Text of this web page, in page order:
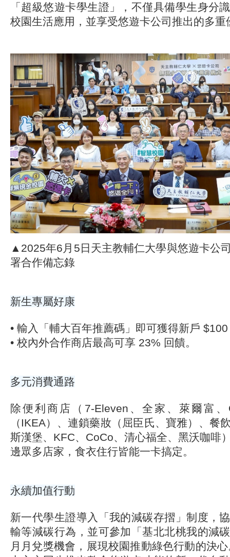
「超級悠遊卡學生證」，不僅具備學生身分
校園生活應用，並享受悠遊卡公司推出的多重
▲2025年6月5日天主教輔仁大學與悠遊卡公
署合作備忘錄
新生專屬好康
• 輸入「輔大百年推薦碼」即可獲得新戶
• 校內外合作商店最高可享 23% 回饋。
多元消費通路
除便利商店（7-Eleven、全家、萊爾富
（IKEA）、連鎖藥妝（屈臣氏、寶雅）、餐
斯漢堡、KFC、CoCo、清心福全、黑沃咖啡
邊眾多店家，食衣住行皆能一卡搞定。
永續加值行動
新一代學生證導入「我的減碳存摺」制度，
輸等減碳行為，並可參加「基北北桃我的減
月月兌獎機會，展現校園推動綠色行動的決